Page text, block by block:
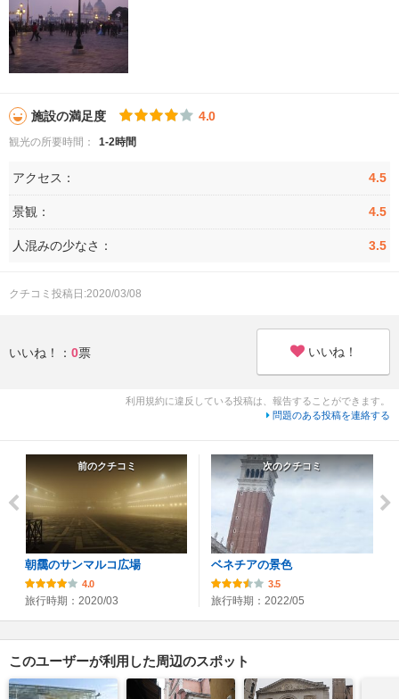
施設の満足度 4.0
観光の所要時間： 1-2時間
アクセス： 4.5
景観： 4.5
人混みの少なさ： 3.5
クチコミ投稿日:2020/03/08
いいね！： 0票 いいね！
利用規約に違反している投稿は、報告することができます。
問題のある投稿を連絡する
前のクチコミ
朝靄のサンマルコ広場
4.0
旅行時期：2020/03
次のクチコミ
ベネチアの景色
3.5
旅行時期：2022/05
このユーザーが利用した周辺のスポット